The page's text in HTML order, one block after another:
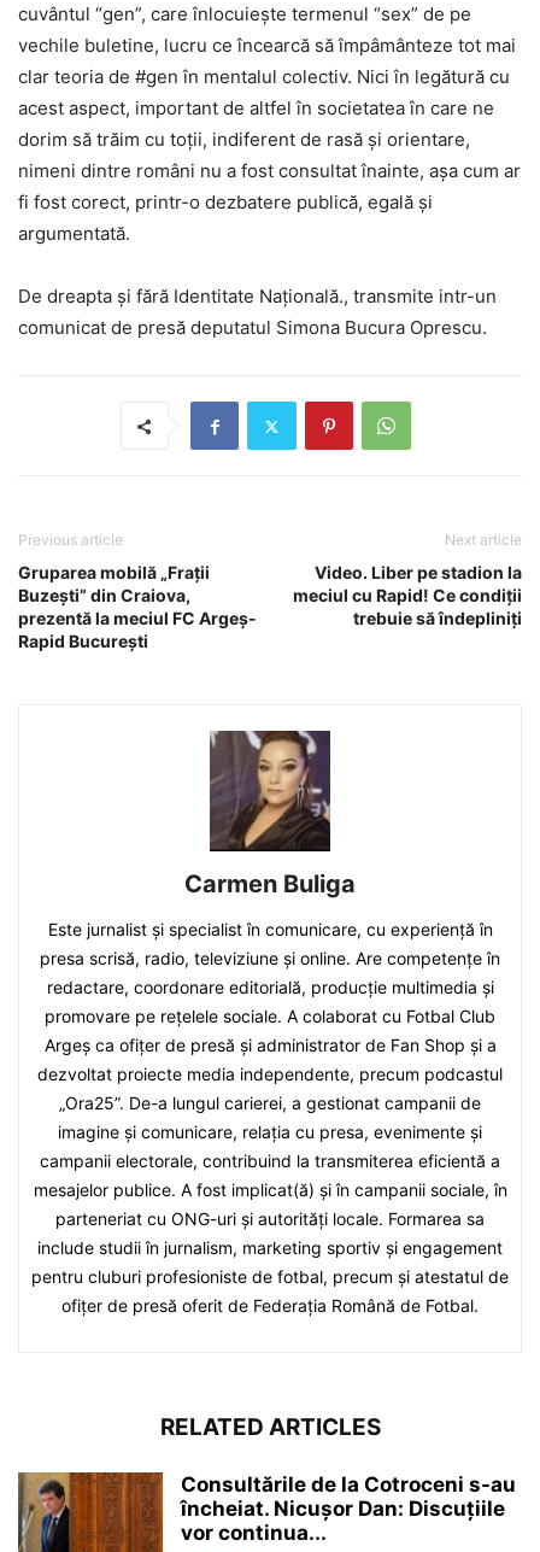
cuvântul “gen”, care înlocuiește termenul “sex” de pe
vechile buletine, lucru ce încearcă să împâmânteze tot mai
clar teoria de #gen în mentalul colectiv. Nici în legătură cu
acest aspect, important de altfel în societatea în care ne
dorim să trăim cu toții, indiferent de rasă și orientare,
nimeni dintre români nu a fost consultat înainte, așa cum ar
fi fost corect, printr-o dezbatere publică, egală și
argumentată.
De dreapta și fără Identitate Națională., transmite intr-un
comunicat de presă deputatul Simona Bucura Oprescu.
Previous article
Gruparea mobilă „Frații
Buzești” din Craiova,
prezentă la meciul FC Argeș-
Rapid București
Next article
Video. Liber pe stadion la
meciul cu Rapid! Ce condiții
trebuie să îndepliniți
Carmen Buliga
Este jurnalist și specialist în comunicare, cu experiență în
presa scrisă, radio, televiziune și online. Are competențe în
redactare, coordonare editorială, producție multimedia și
promovare pe rețelele sociale. A colaborat cu Fotbal Club
Argeș ca ofițer de presă și administrator de Fan Shop și a
dezvoltat proiecte media independente, precum podcastul
„Ora25”. De-a lungul carierei, a gestionat campanii de
imagine și comunicare, relația cu presa, evenimente și
campanii electorale, contribuind la transmiterea eficientă a
mesajelor publice. A fost implicat(ă) și în campanii sociale, în
parteneriat cu ONG-uri și autorități locale. Formarea sa
include studii în jurnalism, marketing sportiv și engagement
pentru cluburi profesioniste de fotbal, precum și atestatul de
ofițer de presă oferit de Federația Română de Fotbal.
RELATED ARTICLES
Consultările de la Cotroceni s-au
încheiat. Nicușor Dan: Discuțiile
vor continua...